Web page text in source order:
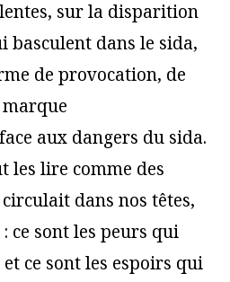
sur la disparition
basculent dans le sida,
de provocation, de
aux dangers du sida.
les lire comme des
dans nos têtes,
ce sont les peurs qui
ce sont les espoirs qui